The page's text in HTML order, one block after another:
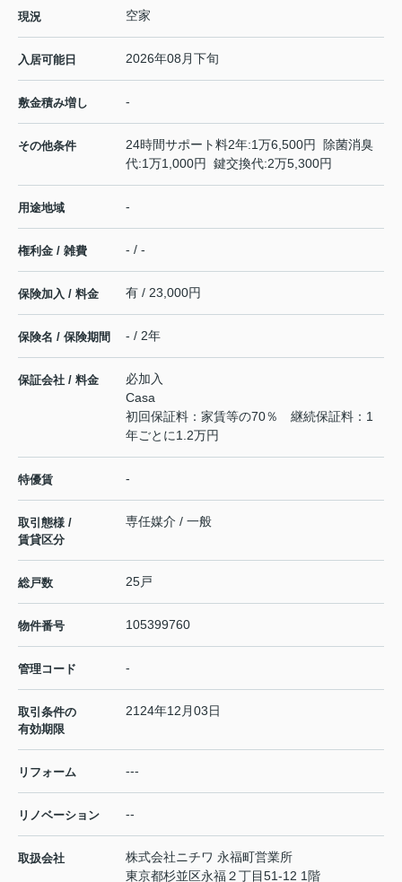
現況 空家
入居可能日 2026年08月下旬
敷金積み増し -
その他条件
24時間サポート料2年:1万6,500円 除菌消臭
代:1万1,000円 鍵交換代:2万5,300円
用途地域 -
権利金 / 雑費 - / -
保険加入 / 料金 有 / 23,000円
保険名 / 保険期間 - / 2年
保証会社 / 料金
必加入
Casa
初回保証料：家賃等の70％ 継続保証料：1
年ごとに1.2万円
特優賃 -
取引態様 /
賃貸区分
専任媒介 / 一般
総戸数 25戸
物件番号 105399760
管理コード -
取引条件の
有効期限
2124年12月03日
リフォーム ---
リノベーション --
取扱会社
株式会社ニチワ 永福町営業所
東京都杉並区永福２丁目51-12 1階